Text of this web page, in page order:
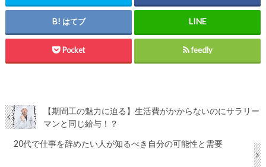
はてブ
Pocket feedly
【期間工の魅力に迫る】生活費がかからないのにサラリー
マンと同じ給与！？
20代で仕事を辞めたい人が知るべき自分の可能性と需要